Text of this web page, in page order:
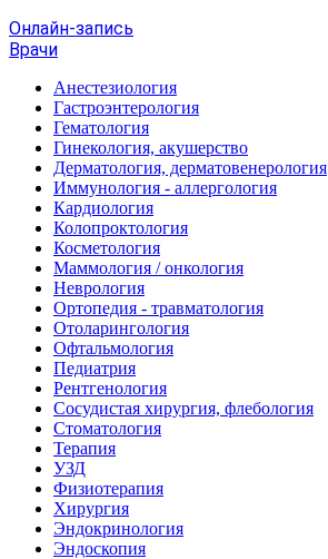
Онлайн-запись
Врачи
Анестезиология
Гастроэнтерология
Гематология
Гинекология, акушерство
Дерматология, дерматовенерология
Иммунология - аллергология
Кардиология
Колопроктология
Косметология
Маммология / онкология
Неврология
Ортопедия - травматология
Отоларингология
Офтальмология
Педиатрия
Рентгенология
Сосудистая хирургия, флебология
Стоматология
Терапия
УЗД
Физиотерапия
Хирургия
Эндокринология
Эндоскопия